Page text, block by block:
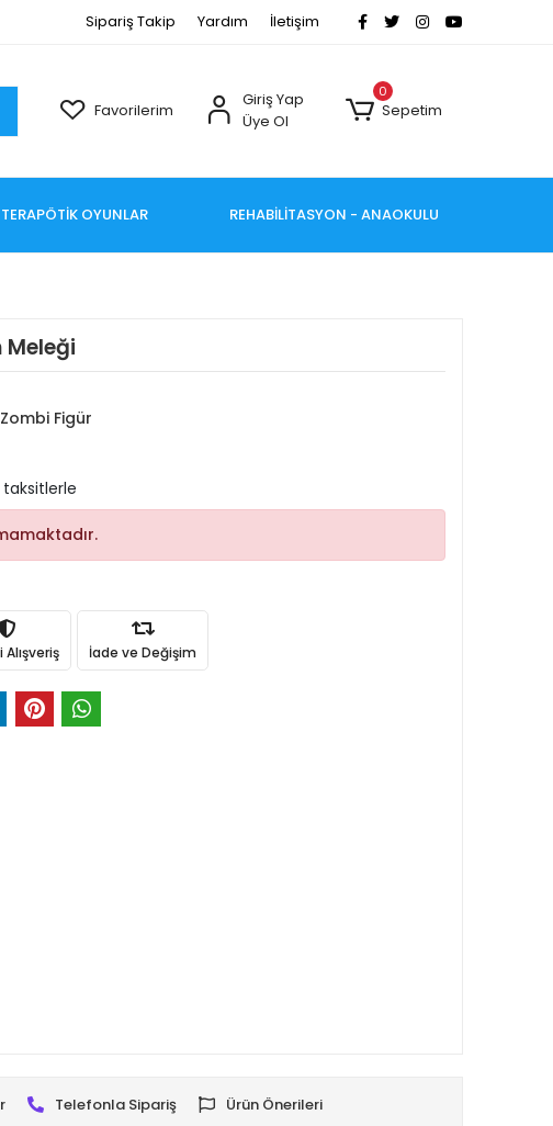
Sipariş Takip Yardım İletişim
Favorilerim
Giriş Yap
Üye Ol
0
Sepetim
TERAPÖTİK OYUNLAR REHABİLİTASYON - ANAOKULU
Meleği
Figür
İade ve Değişim
Telefonla Sipariş Ürün Önerileri